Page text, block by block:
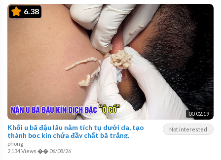
6.38
00:02:19
Not interested
Khối u bã đậu lâu năm tích tụ dưới da, tạo
thành bọc kín chứa đầy chất bã trắng.
phong
2,134 Views �� 06/08/26